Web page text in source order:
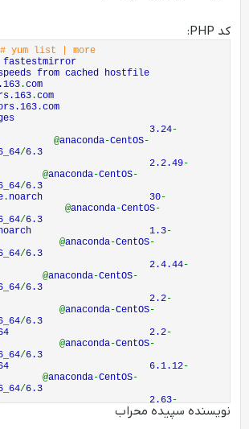
کد PHP:
# yum list | more
fastestmirror
from cached hostfile
.com
.com
.com
3.24-
@anaconda-CentOS-
/6.3
2.2.49-
@anaconda-CentOS-
/6.3
. noarch 30-
@anaconda-CentOS-
/6.3
1.3-
@anaconda-CentOS-
/6.3
2.4.44-
@anaconda-CentOS-
/6.3
2.2-
@anaconda-CentOS-
/6.3
2.2-
@anaconda-CentOS-
/6.3
6.1.12-
@anaconda-CentOS-
/6.3
2.63-
1.11.1
نویسنده سپیده محراب